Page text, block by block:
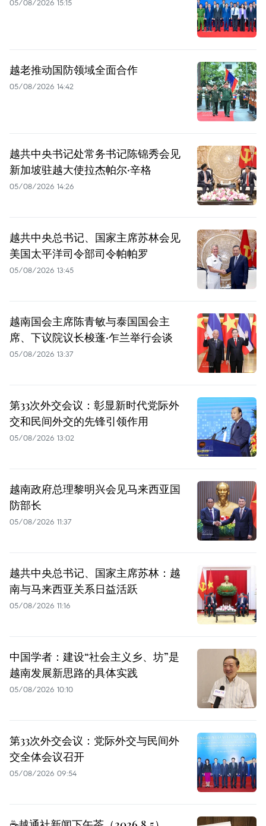
越老推动国防领域全面合作
05/08/2026 14:42
越共中央书记处常务书记陈锦秀会见
新加坡驻越大使拉杰帕尔·辛格
05/08/2026 14:26
越共中央总书记、国家主席苏林会见
美国太平洋司令部司令帕帕罗
05/08/2026 13:45
越南国会主席陈青敏与泰国国会主
席、下议院议长梭蓬·乍兰举行会谈
05/08/2026 13:37
第33次外交会议：彰显新时代党际外
交和民间外交的先锋引领作用
05/08/2026 13:02
越南政府总理黎明兴会见马来西亚国
防部长
05/08/2026 11:37
越共中央总书记、国家主席苏林：越
南与马来西亚关系日益活跃
05/08/2026 11:16
中国学者：建设“社会主义乡、坊”是
越南发展新思路的具体实践
05/08/2026 10:10
第33次外交会议：党际外交与民间外
交全体会议召开
05/08/2026 09:54